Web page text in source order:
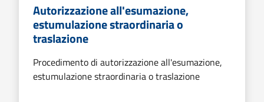
Autorizzazione all'esumazione,
estumulazione straordinaria o
traslazione
Procedimento di autorizzazione all'esumazione,
estumulazione straordinaria o traslazione